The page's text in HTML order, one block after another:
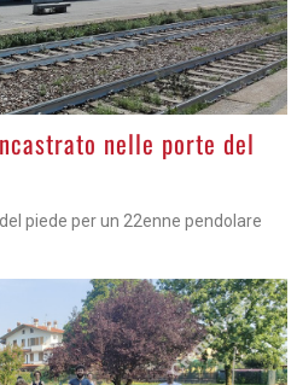
di vela
nessun danno